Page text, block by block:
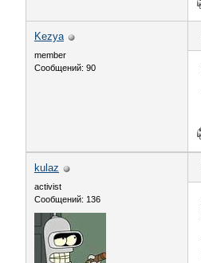
Kezya
member
Сообщений: 90
kulaz
activist
Сообщений: 136